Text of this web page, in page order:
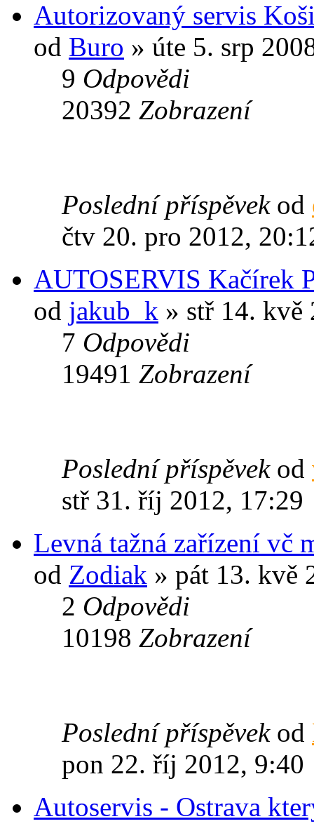
Autorizovaný servis
od Buro » úte 5. srp
9 Odpovědi
20392 Zobrazení
Poslední příspěvek od
čtv 20. pro 2012,
AUTOSERVIS Kačírek
od jakub_k » stř 14. kvě
7 Odpovědi
19491 Zobrazení
Poslední příspěvek od
stř 31. říj 2012, 17:29
Levná tažná zařízení vč
od Zodiak » pát 13. kvě
2 Odpovědi
10198 Zobrazení
Poslední příspěvek od
pon 22. říj 2012, 9:40
Autoservis - Ostrava